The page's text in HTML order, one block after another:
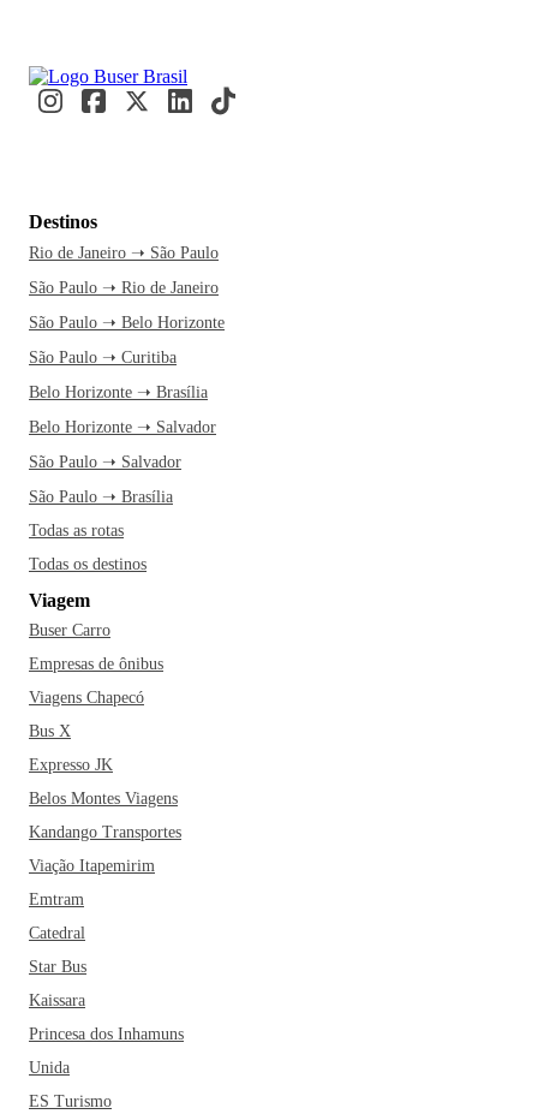
Destinos
Rio de Janeiro ➝ São Paulo
São Paulo ➝ Rio de Janeiro
São Paulo ➝ Belo Horizonte
São Paulo ➝ Curitiba
Belo Horizonte ➝ Brasília
Belo Horizonte ➝ Salvador
São Paulo ➝ Salvador
São Paulo ➝ Brasília
Todas as rotas
Todas os destinos
Viagem
Buser Carro
Empresas de ônibus
Viagens Chapecó
Bus X
Expresso JK
Belos Montes Viagens
Kandango Transportes
Viação Itapemirim
Emtram
Catedral
Star Bus
Kaissara
Princesa dos Inhamuns
Unida
ES Turismo